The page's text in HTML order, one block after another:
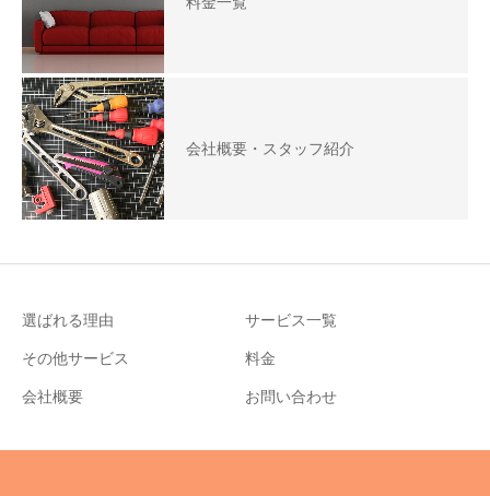
会社概要・スタッフ紹介
選ばれる理由 サービス一覧
その他サービス 料金
会社概要 お問い合わせ